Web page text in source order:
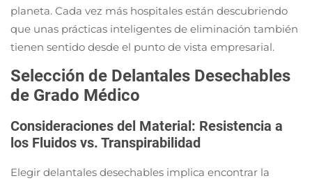
planeta. Cada vez más hospitales están descubriendo
que unas prácticas inteligentes de eliminación también
tienen sentido desde el punto de vista empresarial.
Selección de Delantales Desechables
de Grado Médico
Consideraciones del Material: Resistencia a
los Fluidos vs. Transpirabilidad
Elegir delantales desechables implica encontrar la